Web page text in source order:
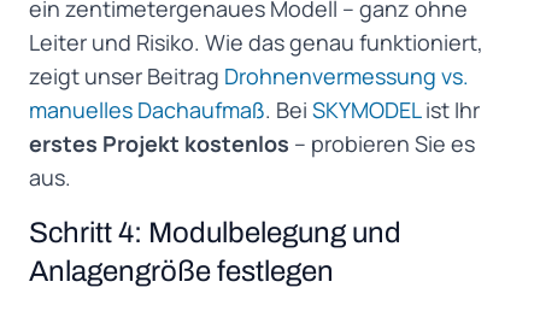
ein zentimetergenaues Modell – ganz ohne
Leiter und Risiko. Wie das genau funktioniert,
zeigt unser Beitrag Drohnenvermessung vs.
manuelles Dachaufmaß. Bei SKYMODEList Ihr
erstes Projekt kostenlos – probieren Sie es
aus.
Schritt 4: Modulbelegung und
Anlagengröße festlegen